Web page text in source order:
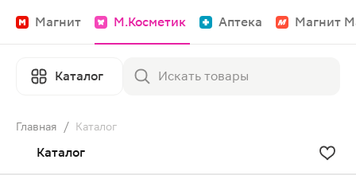
Магнит М.Косметик Аптека Магнит
Каталог
Главная / Каталог
Каталог